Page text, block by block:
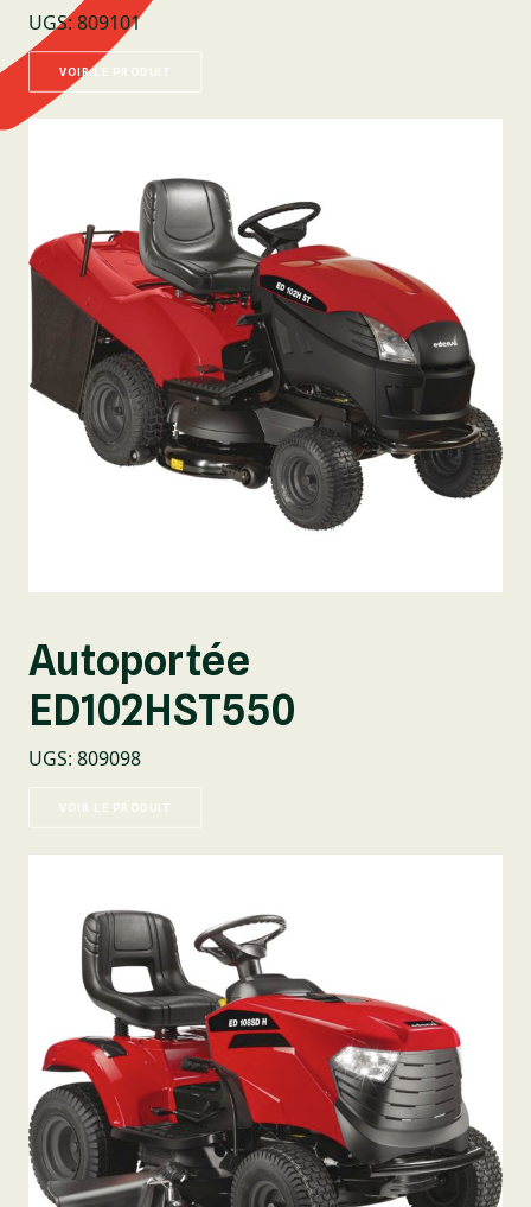
UGS:809101
VOIR LE PRODUIT
Autoportée
ED102HST550
UGS: 809098
VOIR LE PRODUIT